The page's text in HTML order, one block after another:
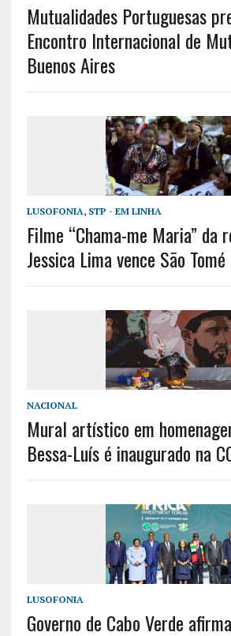
Mutualidades Portuguesas
Encontro Internacional de
Buenos Aires
LUSOFONIA, STP - EM LINHA
Filme “Chama-me Maria” da
Jessica Lima vence São
NACIONAL
Mural artístico em
Bessa-Luís é inaugurado na
LUSOFONIA
Governo de Cabo Verde